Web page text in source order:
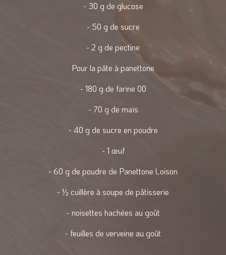
- 30 g de glucose
- 50 g de sucre
- 2 g de pectine
Pour la pâte à panettone
- 180 g de farine 00
- 70 g de maïs
- 40 g de sucre en poudre
- 1 œuf
- 60 g de poudre de Panettone Loison
- ½ cuillère à soupe de pâtisserie
- noisettes hachées au goût
- feuilles de verveine au goût